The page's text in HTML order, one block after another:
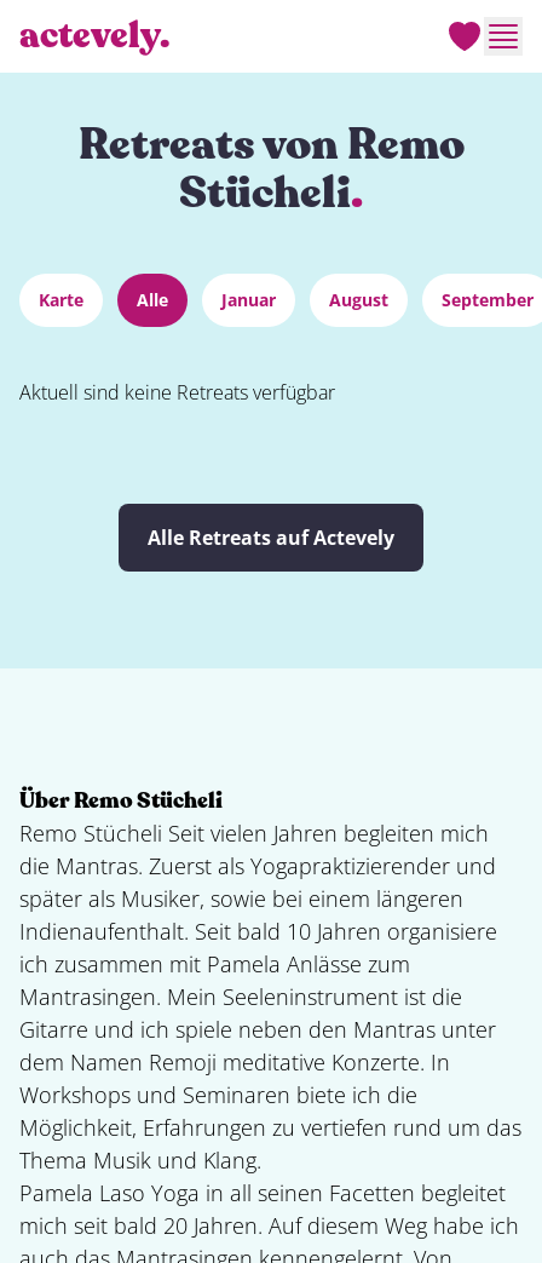
actevely.
Retreats von Remo
Stücheli.
Karte Alle Januar August September
Aktuell sind keine Retreats verfügbar
Alle Retreats auf Actevely
Über Remo Stücheli
Remo Stücheli Seit vielen Jahren begleiten mich
die Mantras. Zuerst als Yogapraktizierender und
später als Musiker, sowie bei einem längeren
Indienaufenthalt. Seit bald 10 Jahren organisiere
ich zusammen mit Pamela Anlässe zum
Mantrasingen. Mein Seeleninstrument ist die
Gitarre und ich spiele neben den Mantras unter
dem Namen Remoji meditative Konzerte. In
Workshops und Seminaren biete ich die
Möglichkeit, Erfahrungen zu vertiefen rund um das
Thema Musik und Klang.
Pamela Laso Yoga in all seinen Facetten begleitet
mich seit bald 20 Jahren. Auf diesem Weg habe ich